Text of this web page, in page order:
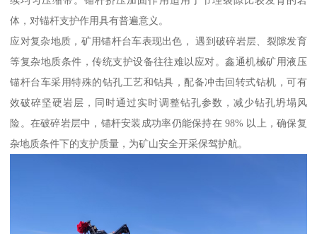
体，对锚杆支护作用具有普遍意义。
应对复杂地质，矿用锚杆台车表现出色， 遇到破碎岩层、裂隙发育
等复杂地质条件，传统支护设备往往难以应对。鑫通机械矿用液压
锚杆台车采用特殊的钻孔工艺和钻具，配备冲击回转式钻机，可有
效破碎坚硬岩层，同时通过实时调整钻孔参数，减少钻孔坍塌风
险。在破碎岩层中，锚杆安装成功率仍能保持在 98% 以上，确保复
杂地质条件下的支护质量，为矿山安全开采保驾护航。